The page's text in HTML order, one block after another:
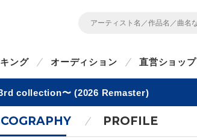
ング オーディション 直営ショップ
collection〜 (2026 Remaster)
PROFILE